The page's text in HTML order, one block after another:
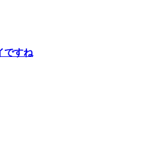
ですね